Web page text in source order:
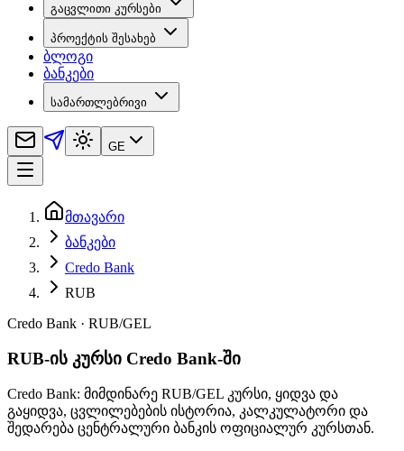
გაცვლითი კურსები
პროექტის შესახებ
ბლოგი
ბანკები
სამართლებრივი
GE
მთავარი
ბანკები
Credo Bank
RUB
Credo Bank · RUB/GEL
RUB-ის კურსი Credo Bank-ში
Credo Bank: მიმდინარე RUB/GEL კურსი, ყიდვა და
გაყიდვა, ცვლილებების ისტორია, კალკულატორი და
შედარება ცენტრალური ბანკის ოფიციალურ კურსთან.